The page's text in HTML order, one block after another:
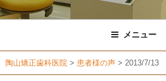
メニュー
陶山矯正歯科医院 > 患者様の声 > 2013/7/13